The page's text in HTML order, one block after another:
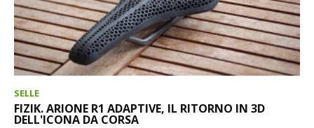
SELLE
FIZIK. ARIONE R1 ADAPTIVE, IL RITORNO IN 3D
DELL'ICONA DA CORSA